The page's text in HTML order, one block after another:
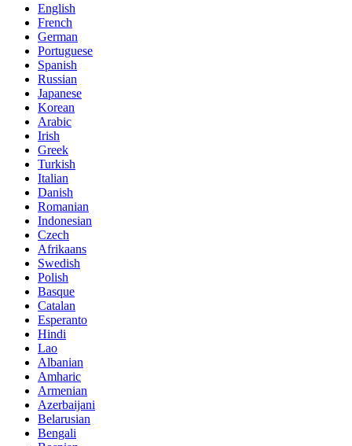
English
French
German
Portuguese
Spanish
Russian
Japanese
Korean
Arabic
Irish
Greek
Turkish
Italian
Danish
Romanian
Indonesian
Czech
Afrikaans
Swedish
Polish
Basque
Catalan
Esperanto
Hindi
Lao
Albanian
Amharic
Armenian
Azerbaijani
Belarusian
Bengali